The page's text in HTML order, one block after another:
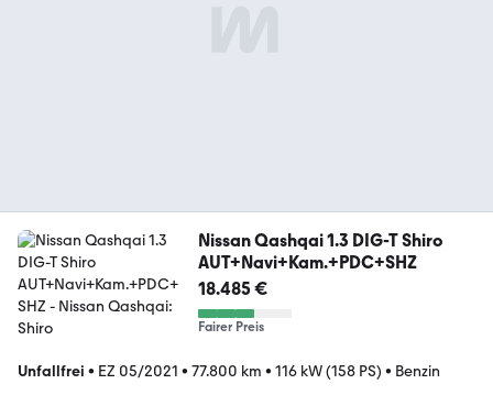
Nissan Qashqai 1.3 DIG-T Shiro
AUT+Navi+Kam.+PDC+SHZ
18.485 €
Fairer Preis
Unfallfrei • EZ 05/2021 • 77.800 km • 116 kW (158 PS) • Benzin